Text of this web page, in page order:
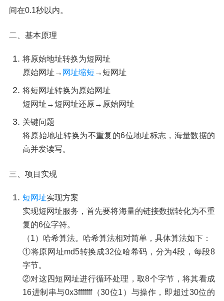
间在0.1秒以内。
二、基本原理
将原始地址转换为短网址
原始网址→ 网址缩短 →短网址
将短网址转换为原始网址
短网址→短网址还原→原始网址
关键问题
将原始地址转换为不重复的6位地址标志，海量数据的
高并发读写。
三、项目实现
短网址实现方案
实现短网址服务，首先要将海量的链接数据转化为不重
复的6位字符。
（1）哈希算法。哈希算法相对简单，具体算法如下：
①将原网址md5转换成32位哈希码，分为4段，每段8
字节。
②对这四短网址进行循环处理，取8个字节，将其看成
16进制串与0x3fffffff（30位1）与操作，即超过30位的